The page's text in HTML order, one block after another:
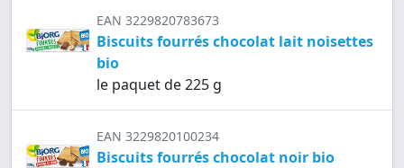
EAN 3229820783673
Biscuits fourrés chocolat lait noisettes
bio
le paquet de 225 g
EAN 3229820100234
Biscuits fourrés chocolat noir bio